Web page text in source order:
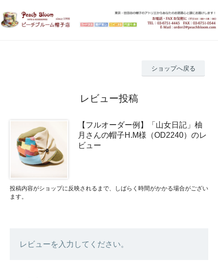
ショップへ戻る
レビュー投稿
【フルオーダー例】「山女日記」柚
月さんの帽子H.M様（OD2240）のレ
ビュー
投稿内容がショップに反映されるまで、しばらく時間がかかる場合がござい
ます。
レビューを入力してください。